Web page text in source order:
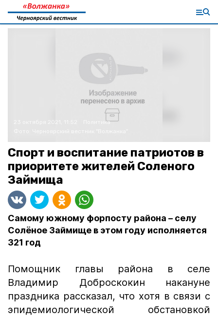
23 октября 2021, 11:52
Политика
Спорт и воспитание патриотов в
приоритете жителей Соленого
Займища
Самому южному форпосту района – селу
Солёное Займище в этом году исполняется
321 год
Помощник главы района в селе
Владимир Доброскокин накануне
праздника рассказал, что хотя в связи с
эпидемиологической обстановкой